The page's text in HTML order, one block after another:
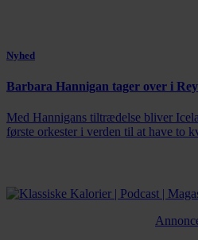
Nyhed
Barbara Hannigan tager over i
Med Hannigans tiltrædelse bliver
første orkester i verden til at have to